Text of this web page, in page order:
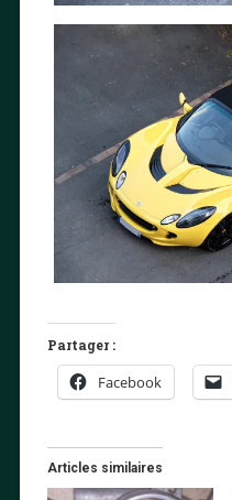
Partager :
Facebook
Articles similaires